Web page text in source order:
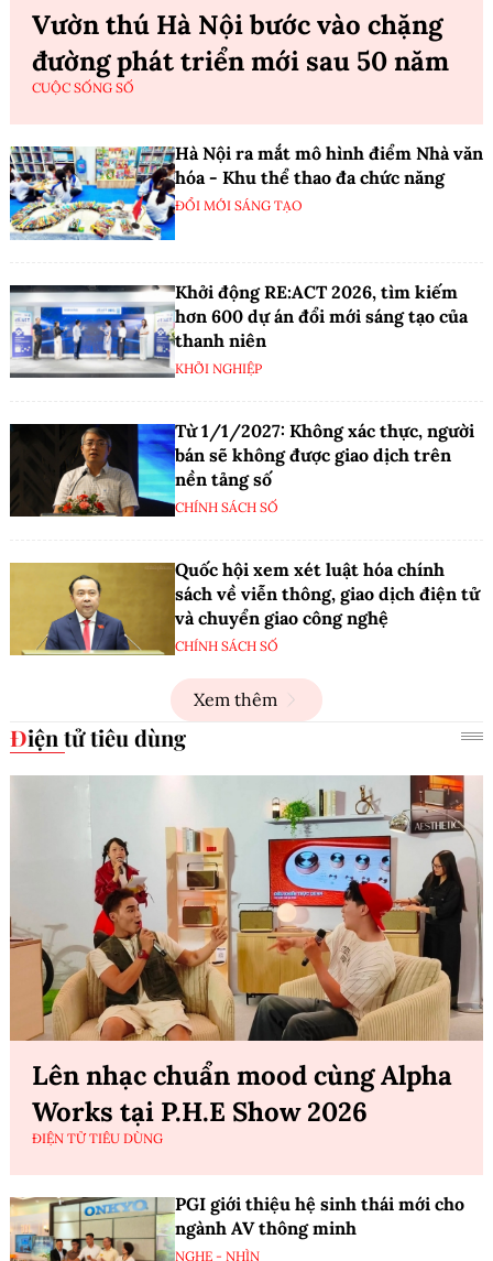
Vườn thú Hà Nội bước vào chặng
đường phát triển mới sau 50 năm
CUỘC SỐNG SỐ
Hà Nội ra mắt mô hình điểm Nhà văn
hóa - Khu thể thao đa chức năng
ĐỔI MỚI SÁNG TẠO
Khởi động RE:ACT 2026, tìm kiếm
hơn 600 dự án đổi mới sáng tạo của
thanh niên
KHỞI NGHIỆP
Từ 1/1/2027: Không xác thực, người
bán sẽ không được giao dịch trên
nền tảng số
CHÍNH SÁCH SỐ
Quốc hội xem xét luật hóa chính
sách về viễn thông, giao dịch điện tử
và chuyển giao công nghệ
CHÍNH SÁCH SỐ
Xem thêm
Điện tử tiêu dùng
Lên nhạc chuẩn mood cùng Alpha
Works tại P.H.E Show 2026
ĐIỆN TỬ TIÊU DÙNG
PGI giới thiệu hệ sinh thái mới cho
ngành AV thông minh
NGHE - NHÌN